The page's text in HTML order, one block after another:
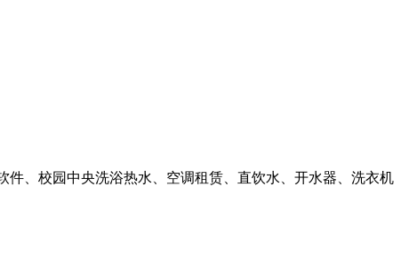
、校园中央洗浴热水、空调租赁、直饮水、开水器、洗衣机